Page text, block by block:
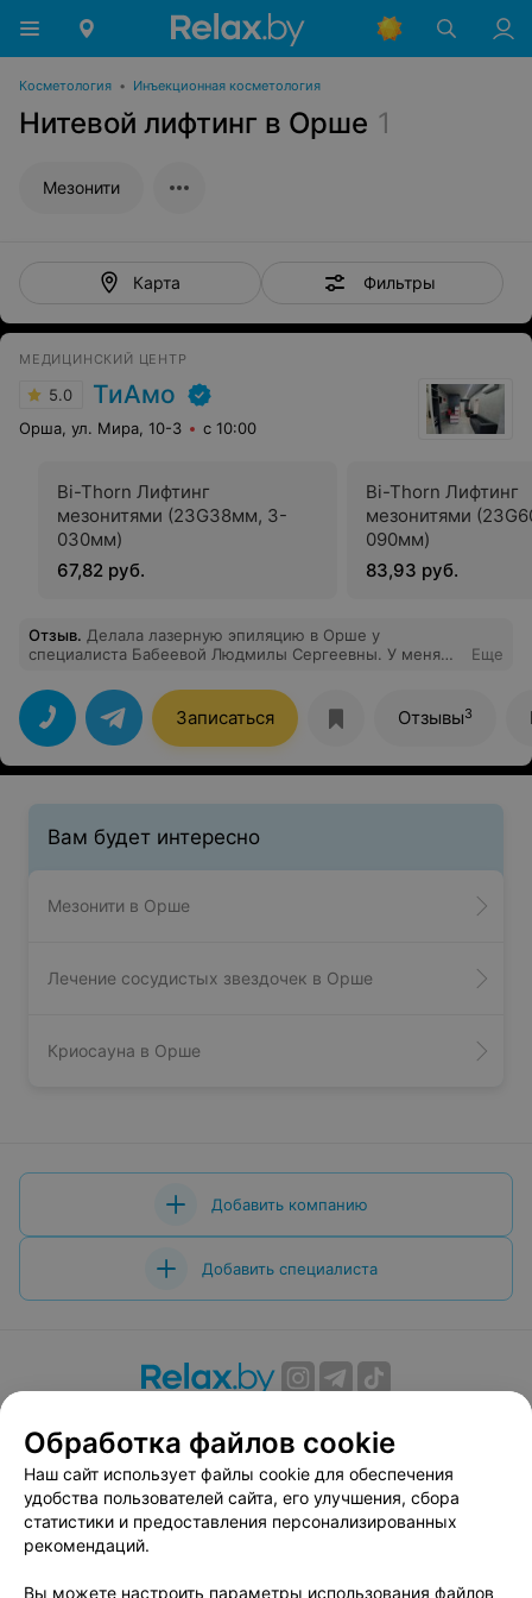
Косметология • Инъекционная косметология
Нитевой лифтинг в Орше 1
Мезонити
Карта Фильтры
МЕДИЦИНСКИЙ ЦЕНТР
5.0 ТиАмо
Орша, ул. Мира, 10-3 с 10:00
Bi-Thorn Лифтинг
мезонитями (23G38мм, 3-
030мм)
67,82 руб.
Bi-Thorn Лифтинг
мезонитями
090мм)
83,93 руб.
Отзыв. Делала лазерную эпиляцию в Орше у
специалиста Бабеевой Людмилы Сергеевны. У меня
избавиться, так как до Тиамо ходила в другой салон и
результата не было. Здесь уже после первой
процедуры я была в приятном шоке, что
действительно волос стало меньше и расти стали
медленней. Результатом очень довольна. И безумно
вопросы. Однозначно рекомендую!
Еще
Записаться Отзывы3
Вам будет интересно
Мезонити в Орше
Лечение сосудистых звездочек в Орше
Криосауна в Орше
Добавить компанию
Добавить специалиста
Вакансии
Публичный договор
Способы оплаты
Публичный договор по использованию сервиса
«Афиша»
Пользовательское соглашение
Обработка файлов cookie
Наш сайт использует файлы cookie для обеспечения
удобства пользователей сайта, его улучшения, сбора
статистики и предоставления персонализированных
рекомендаций.
Вы можете настроить параметры использования файлов